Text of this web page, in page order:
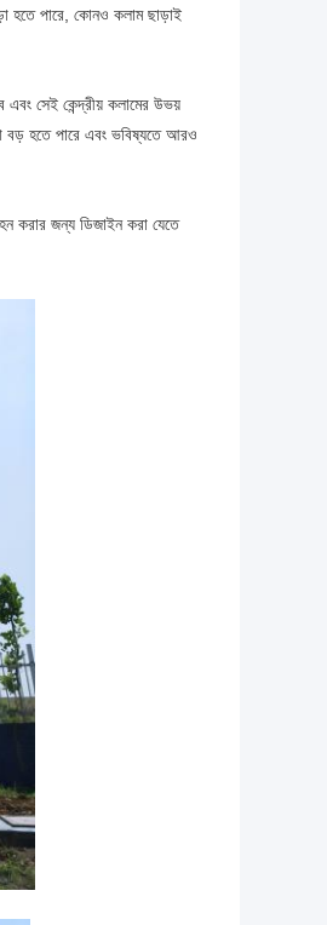
হতে পারে, কোনও কলাম ছাড়াই
এবং সেই কেন্দ্রীয় কলামের উভয়
বড় হতে পারে এবং ভবিষ্যতে আরও
করার জন্য ডিজাইন করা যেতে